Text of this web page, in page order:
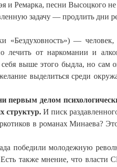
и Ремарка, песни Высоцкого
задачу — продлить дни
«Бездуховность») —
лечить от наркомании и
выше этого быдла, но сам
выделиться среди
первым делом
структур. И писк
в романах Минаева?
победили молодежную
также мнение, что власти